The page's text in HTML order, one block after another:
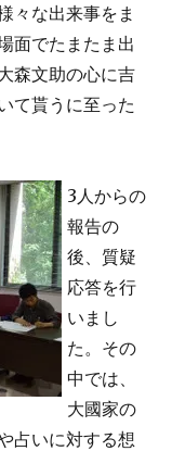
々な出来事をま
面でたまたま出
森文助の心に吉
て貰うに至った
3人からの
報告の
後、質疑
応答を行
いまし
た。その
中では、
大國家の
占いに対する想